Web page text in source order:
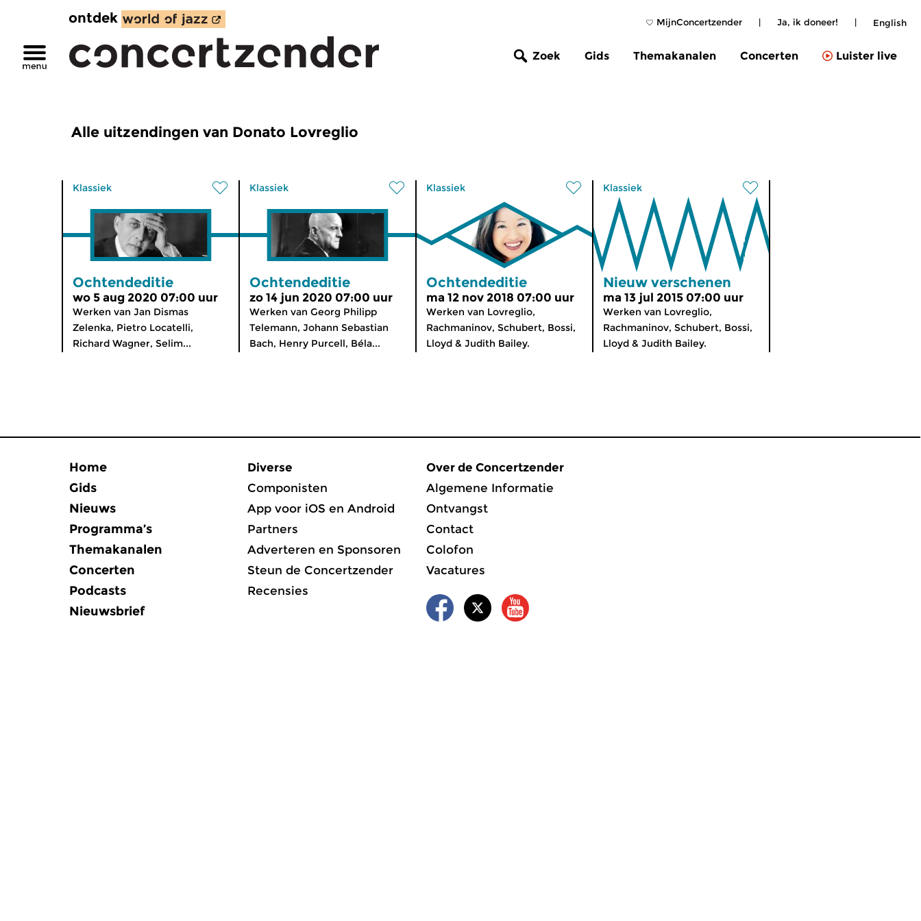
MijnConcertzender | Ja, ik doneer! | English
ontdek
Zoek Gids Themakanalen Concerten Luister live
Alle uitzendingen van Donato Lovreglio
Klassiek
Ochtendeditie
wo 5 aug 2020 07:00 uur
Werken van Jan Dismas
Zelenka, Pietro Locatelli,
Richard Wagner, Selim...
Klassiek
Ochtendeditie
zo 14 jun 2020 07:00 uur
Werken van Georg Philipp
Telemann, Johann Sebastian
Bach, Henry Purcell, Béla...
Klassiek
Ochtendeditie
ma 12 nov 2018 07:00 uur
Werken van Lovreglio,
Rachmaninov, Schubert, Bossi,
Lloyd & Judith Bailey.
Klassiek
Nieuw verschenen
ma 13 jul 2015 07:00 uur
Werken van Lovreglio,
Rachmaninov, Schubert, Bossi,
Lloyd & Judith Bailey.
Home
Gids
Nieuws
Programma’s
Themakanalen
Concerten
Podcasts
Nieuwsbrief
Diverse
Componisten
App voor iOS en Android
Partners
Adverteren en Sponsoren
Steun de Concertzender
Recensies
Over de Concertzender
Algemene Informatie
Ontvangst
Contact
Colofon
Vacatures